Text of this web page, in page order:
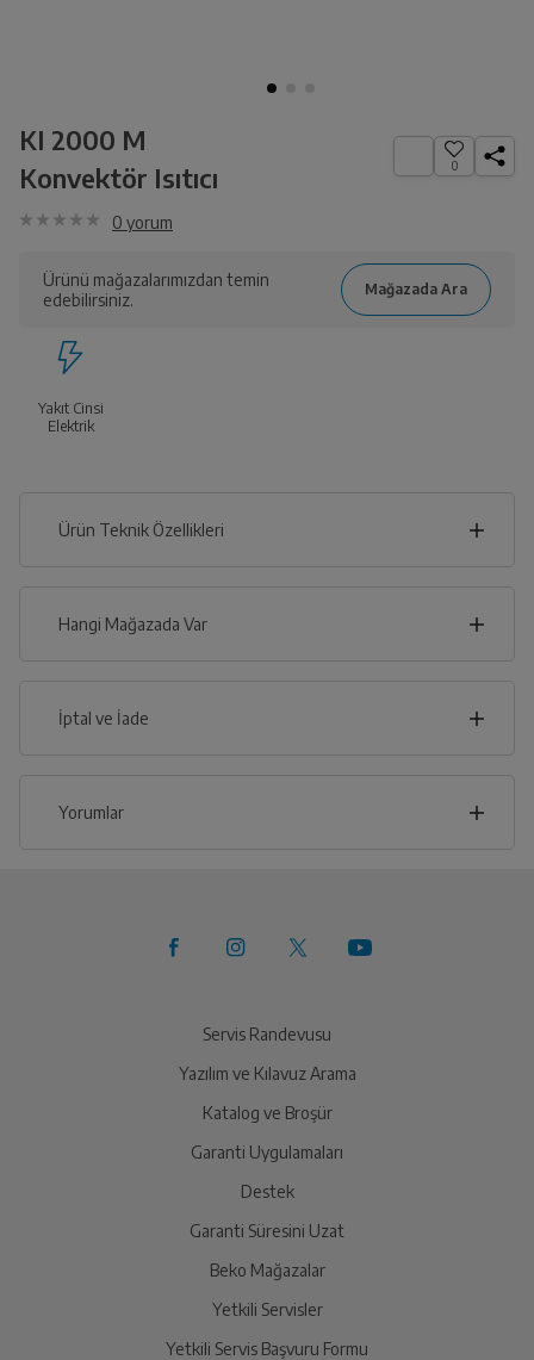
KI 2000 M
Konvektör Isıtıcı
0
0 yorum
Ürünü mağazalarımızdan temin
edebilirsiniz.
Yakıt Cinsi
Elektrik
Ürün Teknik Özellikleri
Hangi Mağazada Var
İptal ve İade
Siparişlerim sayfasından iade etmek istediğiniz ürünü
Yetkili Servis İade Randevusu
Oluşturun
Ürünü eksiksiz ve hasarsız olarak faturası ile birlikte
İade Talebiniz Onaylansın
Yetkili servis gerekli kontrolleri sağladıktan sonra İade
süreciniz tamamlanacaktır.
Yorumlar
İlk yorumu sen yap!
Servis Randevusu
Yazılım ve Kılavuz Arama
Katalog ve Broşür
Garanti Uygulamaları
Destek
Garanti Süresini Uzat
Beko Mağazalar
Yetkili Servisler
Yetkili Servis Başvuru Formu